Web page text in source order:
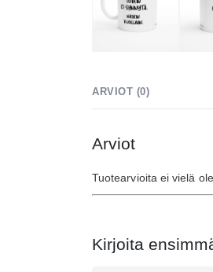
ARVIOT (0)
Arviot
Tuotearvioita ei vielä
Kirjoita